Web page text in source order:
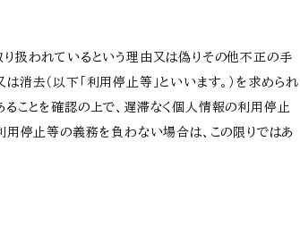
扱われているという理由又は偽りその他不正の手
去（以下「利用停止等」といいます。）を求められ
ことを確認の上で、遅滞なく個人情報の利用停止
用停止等の義務を負わない場合は、この限りではあ